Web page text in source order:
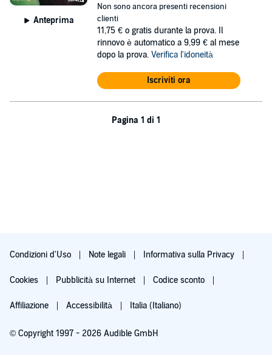
Anteprima
Non sono ancora presenti recensioni
clienti
11,75 € o gratis durante la prova. Il
rinnovo è automatico a 9,99 € al mese
dopo la prova. Verifica l'idoneità
Iscriviti ora
Pagina 1 di 1
Condizioni d'Uso Note legali Informativa sulla Privacy
Cookies Pubblicità su Internet Codice sconto
Affiliazione Accessibilità Italia (Italiano)
© Copyright 1997 - 2026 Audible GmbH